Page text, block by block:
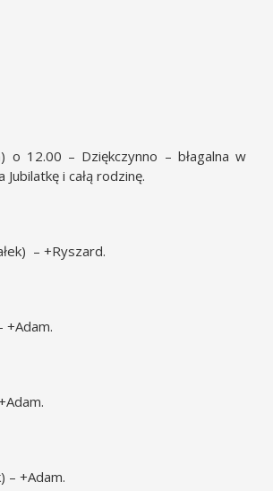
o 12.00 – Dziękczynno – błagalna w
i całą rodzinę.
– +Ryszard.
+Adam.
– +Adam.